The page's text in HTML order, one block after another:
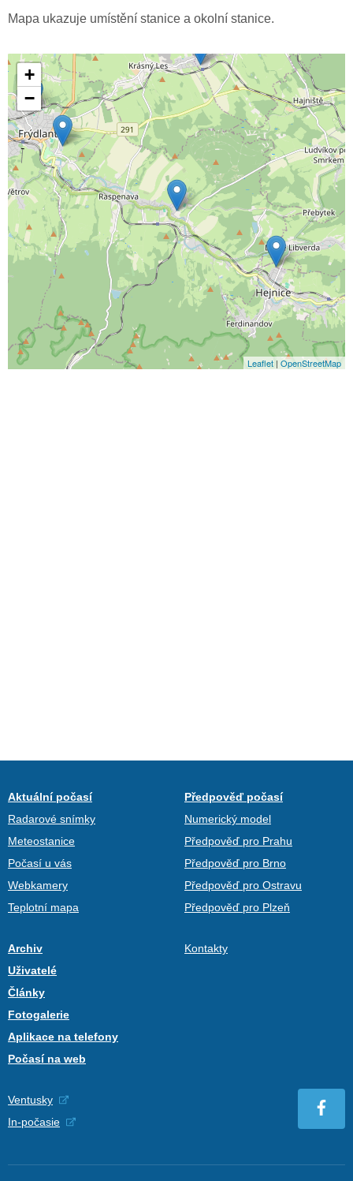
Mapa ukazuje umístění stanice a okolní stanice.
+
−
Leaflet | OpenStreetMap
Aktuální počasí
Radarové snímky
Meteostanice
Počasí u vás
Webkamery
Teplotní mapa
Předpověď počasí
Numerický model
Předpověď pro Prahu
Předpověď pro Brno
Předpověď pro Ostravu
Předpověď pro Plzeň
Archiv
Uživatelé
Články
Fotogalerie
Aplikace na telefony
Počasí na web
Kontakty
Ventusky
In-počasie